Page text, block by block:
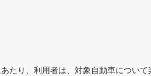
たり、利用者は、対象自動車につい